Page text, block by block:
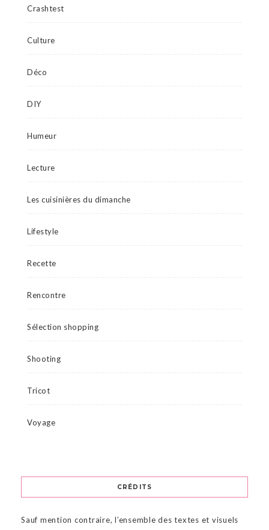
Crashtest
Culture
Déco
DIY
Humeur
Lecture
Les cuisinières du dimanche
Lifestyle
Recette
Rencontre
Sélection shopping
Shooting
Tricot
Voyage
CRÉDITS
Sauf mention contraire, l’ensemble des textes et visuels